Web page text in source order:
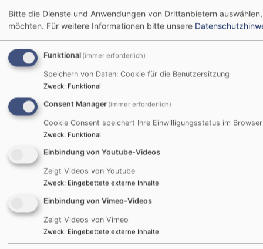
einstellen können.
Konfirmation 2023
Am14. Mai
Freuen wir uns über den
darüber, dass sie Ja sagen
im Glauben!
Bitte die Dienste und Anwendungen von Drittanbietern
möchten. Für weitere Informationen bitte unsere
Funktional (immer erforderlich)
Speichern von Daten: Cookie für die Benutzersitzung
Zweck: Funktional
Consent Manager (immer erforderlich)
Cookie Consent speichert Ihre Einwilligungsstatus im Browser
Zweck: Funktional
Einbindung von Youtube-Videos
Zeigt Videos von Youtube
Zweck: Eingebettete externe Inhalte
Einbindung von Vimeo-Videos
Zeigt Videos von Vimeo
Zweck: Eingebettete externe Inhalte